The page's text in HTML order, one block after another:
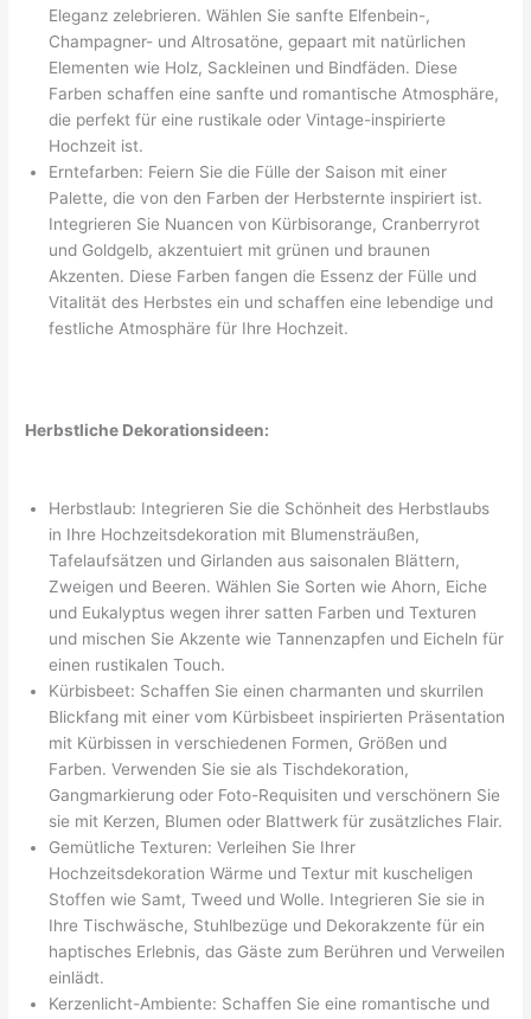
Eleganz zelebrieren. Wählen Sie sanfte Elfenbein-,
Champagner- und Altrosatöne, gepaart mit natürlichen
Elementen wie Holz, Sackleinen und Bindfäden. Diese
Farben schaffen eine sanfte und romantische Atmosphäre,
die perfekt für eine rustikale oder Vintage-inspirierte
Hochzeit ist.
Erntefarben: Feiern Sie die Fülle der Saison mit einer
Palette, die von den Farben der Herbsternte inspiriert ist.
Integrieren Sie Nuancen von Kürbisorange, Cranberryrot
und Goldgelb, akzentuiert mit grünen und braunen
Akzenten. Diese Farben fangen die Essenz der Fülle und
Vitalität des Herbstes ein und schaffen eine lebendige und
festliche Atmosphäre für Ihre Hochzeit.
Herbstliche Dekorationsideen:
Herbstlaub: Integrieren Sie die Schönheit des Herbstlaubs
in Ihre Hochzeitsdekoration mit Blumensträußen,
Tafelaufsätzen und Girlanden aus saisonalen Blättern,
Zweigen und Beeren. Wählen Sie Sorten wie Ahorn, Eiche
und Eukalyptus wegen ihrer satten Farben und Texturen
und mischen Sie Akzente wie Tannenzapfen und Eicheln für
einen rustikalen Touch.
Kürbisbeet: Schaffen Sie einen charmanten und skurrilen
Blickfang mit einer vom Kürbisbeet inspirierten Präsentation
mit Kürbissen in verschiedenen Formen, Größen und
Farben. Verwenden Sie sie als Tischdekoration,
Gangmarkierung oder Foto-Requisiten und verschönern Sie
sie mit Kerzen, Blumen oder Blattwerk für zusätzliches Flair.
Gemütliche Texturen: Verleihen Sie Ihrer
Hochzeitsdekoration Wärme und Textur mit kuscheligen
Stoffen wie Samt, Tweed und Wolle. Integrieren Sie sie in
Ihre Tischwäsche, Stuhlbezüge und Dekorakzente für ein
haptisches Erlebnis, das Gäste zum Berühren und Verweilen
einlädt.
Kerzenlicht-Ambiente: Schaffen Sie eine romantische und